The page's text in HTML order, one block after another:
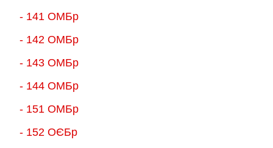
- 141 ОМБр
- 142 ОМБр
- 143 ОМБр
- 144 ОМБр
- 151 ОМБр
- 152 ОЄБр